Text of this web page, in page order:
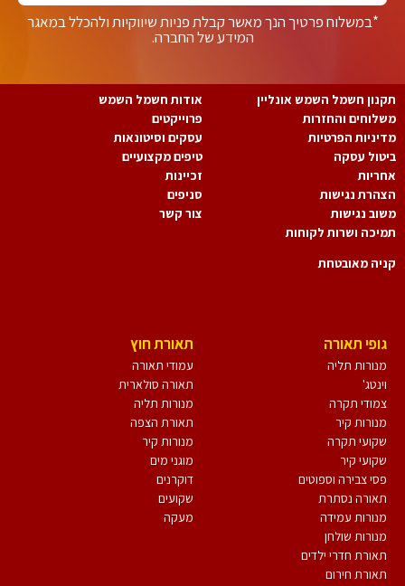
*במשלוח פרטיך הנך מאשר קבלת פניות שיווקיות ולהכלל במאגר
המידע של החברה.
חשמל השמש אונליין
והחזרות
הפרטיות
עסקה
נגישות
נגישות
ושרות לקוחות
אודות חשמל השמש
פרוייקטים
עסקים וסיטונאות
טיפים מקצועיים
זכיינות
סניפים
צור קשר
מאובטחת
גופי תאורה
מנורות תליה
וינטג'
צמודי תקרה
מנורות קיר
שקועי תקרה
שקועי קיר
פסי צבירה וספוטים
תאורה נסתרת
מנורות עמידה
מנורות שולחן
תאורת חדרי ילדים
תאורת חירום
תאורת חוץ
עמודי תאורה
תאורה סולארית
מנורות תליה
תאורת הצפה
מנורות קיר
מוגני מים
דוקרנים
שקועים
מעקה